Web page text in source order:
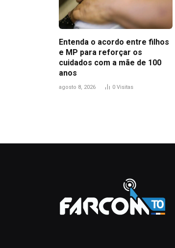
Entenda o acordo entre filhos
e MP para reforçar os
cuidados com a mãe de 100
anos
agosto 8, 2026 0 Visitas